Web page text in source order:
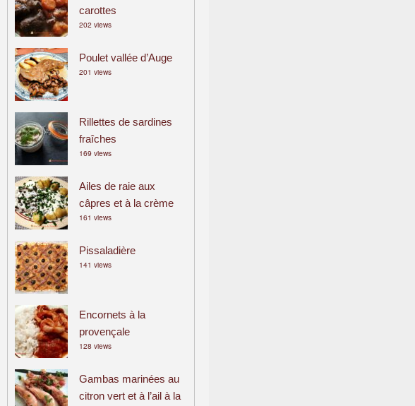
carottes
202 views
Poulet vallée d’Auge
201 views
Rillettes de sardines
fraîches
169 views
Ailes de raie aux
câpres et à la crème
161 views
Pissaladière
141 views
Encornets à la
provençale
128 views
Gambas marinées au
citron vert et à l’ail à la